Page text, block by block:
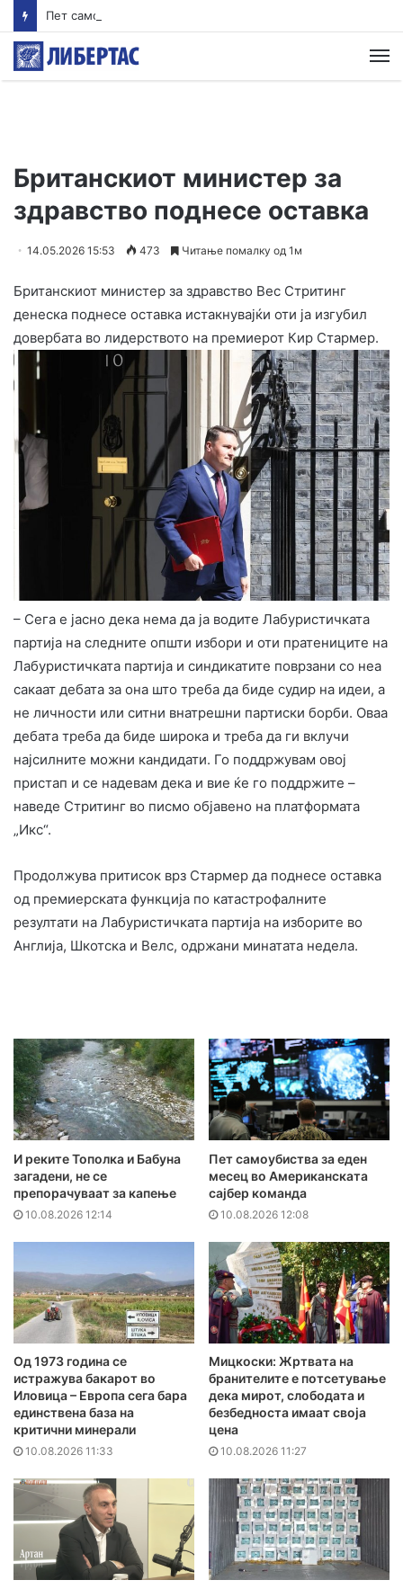
Британскиот министер за
здравство поднесе оставка
14.05.2026 15:53 473 Читање помалку од 1м
Британскиот министер за здравство Вес Стритинг
денеска поднесе оставка истакнувајќи оти ја изгубил
довербата во лидерството на премиерот Кир Стармер.
– Сега е јасно дека нема да ја водите Лабуристичката
партија на следните општи избори и оти пратениците на
Лабуристичката партија и синдикатите поврзани со неа
сакаат дебата за она што треба да биде судир на идеи, а
не личности или ситни внатрешни партиски борби. Оваа
дебата треба да биде широка и треба да ги вклучи
најсилните можни кандидати. Го поддржувам овој
пристап и се надевам дека и вие ќе го поддржите –
наведе Стритинг во писмо објавено на платформата
„Икс“.
Продолжува притисок врз Стармер да поднесе оставка
од премиерската функција по катастрофалните
резултати на Лабуристичката партија на изборите во
Англија, Шкотска и Велс, одржани минатата недела.
И реките Тополка и Бабуна
загадени, не се
препорачуваат за капење
10.08.2026 12:14
Пет самоубиства за еден
месец во Американската
сајбер команда
10.08.2026 12:08
Од 1973 година се
истражува бакарот во
Иловица – Европа сега бара
единствена база на
критични минерали
10.08.2026 11:33
Мицкоски: Жртвата на
бранителите e потсетување
дека мирот, слободата и
безбедноста имаат своја
цена
10.08.2026 11:27